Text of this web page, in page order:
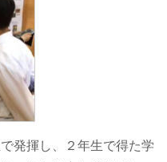
発揮し、２年生で得た学